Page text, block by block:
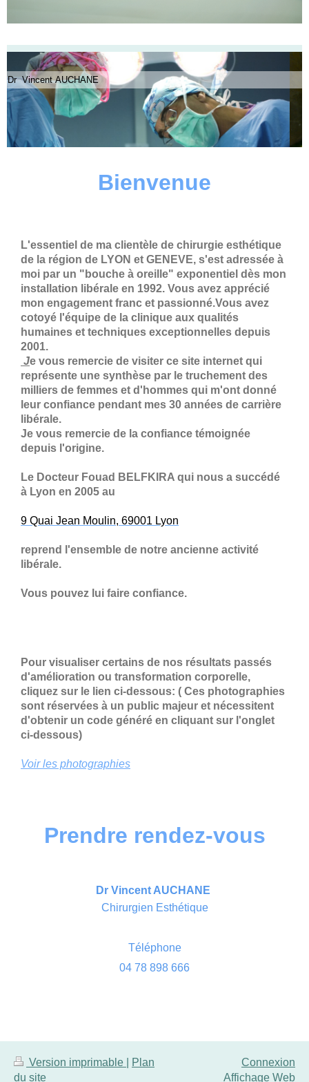
Dr Vincent AUCHANE
Bienvenue
L'essentiel de ma clientèle de chirurgie esthétique
de la région de LYON et GENEVE, s'est adressée à
moi par un "bouche à oreille" exponentiel dès mon
installation libérale en 1992. Vous avez apprécié
mon engagement franc et passionné.Vous avez
cotoyé l'équipe de la clinique aux qualités
humaines et techniques exceptionnelles depuis
2001.
Je vous remercie de visiter ce site internet qui
représente une synthèse par le truchement des
milliers de femmes et d'hommes qui m'ont donné
leur confiance pendant mes 30 années de carrière
libérale.
Je vous remercie de la confiance témoignée
depuis l'origine.
Le Docteur Fouad BELFKIRA qui nous a succédé
à Lyon en 2005 au
9 Quai Jean Moulin, 69001 Lyon
reprend l'ensemble de notre ancienne activité
libérale.
Vous pouvez lui faire confiance.
Pour visualiser certains de nos résultats passés
d'amélioration ou transformation corporelle,
cliquez sur le lien ci-dessous: ( Ces photographies
sont réservées à un public majeur et nécessitent
d'obtenir un code généré en cliquant sur l'onglet
ci-dessous)
Voir les photographies
Prendre rendez-vous
Dr Vincent AUCHANE
Chirurgien Esthétique
Téléphone
04 78 898 666
Version imprimable
Plan
du site
Connexion
Affichage Web